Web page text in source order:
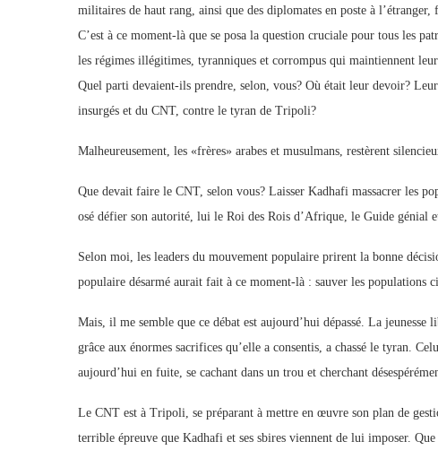
militaires de haut rang, ainsi que des diplomates en poste à
C’est à ce moment-là que se posa la question cruciale pour tous les
les régimes illégitimes, tyranniques et corrompus qui maintiennent
Quel parti devaient-ils prendre, selon, vous? Où était leur devoir?
insurgés et du CNT, contre le tyran de Tripoli?
Malheureusement, les «frères» arabes et musulmans, restèrent
Que devait faire le CNT, selon vous? Laisser Kadhafi massacrer les
osé défier son autorité, lui le Roi des Rois d’Afrique, le Guide génial
Selon moi, les leaders du mouvement populaire prirent la bonne
populaire désarmé aurait fait à ce moment-là : sauver les
Mais, il me semble que ce débat est aujourd’hui dépassé. La jeunesse
grâce aux énormes sacrifices qu’elle a consentis, a chassé le tyran.
aujourd’hui en fuite, se cachant dans un trou et cherchant
Le CNT est à Tripoli, se préparant à mettre en œuvre son plan de
terrible épreuve que Kadhafi et ses sbires viennent de lui imposer.